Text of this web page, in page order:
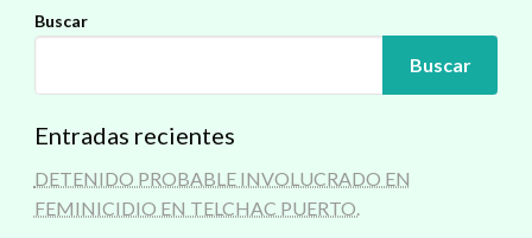
Buscar
Buscar
Entradas recientes
DETENIDO PROBABLE INVOLUCRADO EN
FEMINICIDIO EN TELCHAC PUERTO.